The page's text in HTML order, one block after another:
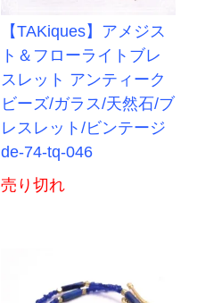
【TAKiques】アメジス
ト＆フローライトブレ
スレット アンティーク
ビーズ/ガラス/天然石/ブ
レスレット/ビンテージ
de-74-tq-046
売り切れ